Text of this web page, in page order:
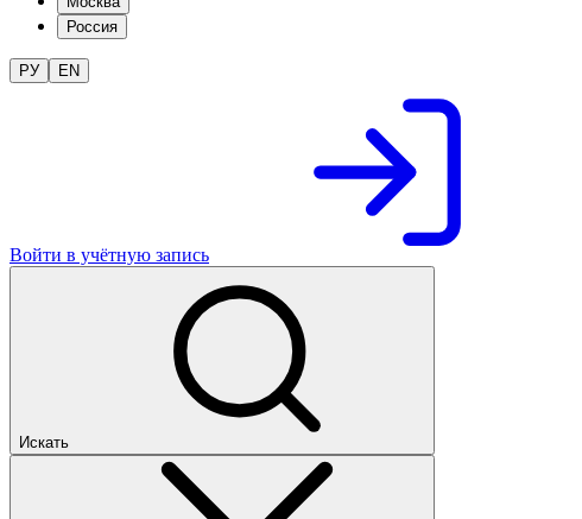
Россия
РУ EN
Войти в учётную запись
Искать